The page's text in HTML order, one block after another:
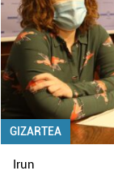
GIZARTEA
Irun